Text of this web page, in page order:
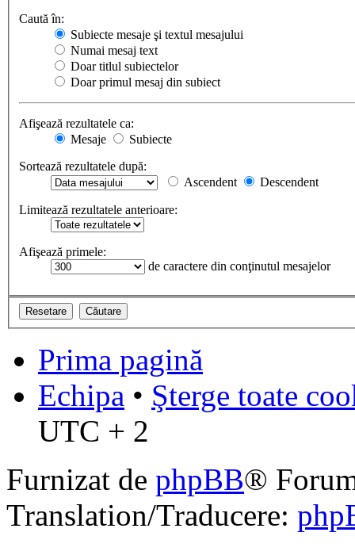
Caută în:
Subiecte mesaje şi textul mesajului
Numai mesaj text
Doar titlul subiectelor
Doar primul mesaj din subiect
Afişează rezultatele ca:
Mesaje
Subiecte
Sortează rezultatele după:
Ascendent
Descendent
Limitează rezultatele anterioare:
Afişează primele:
de caractere din conţinutul mesajelor
Prima pagină
Echipa • Şterge toate
UTC + 2
Furnizat de phpBB®
Translation/Traducere: